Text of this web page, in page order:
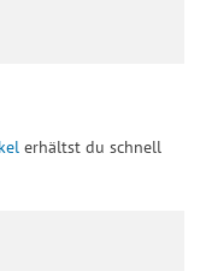
erhältst du schnell